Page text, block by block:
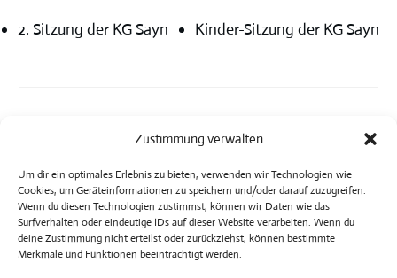
Zustimmung verwalten
Um dir ein optimales Erlebnis zu bieten, verwenden wir Technologien wie
Cookies, um Geräteinformationen zu speichern und/oder darauf zuzugreifen.
Wenn du diesen Technologien zustimmst, können wir Daten wie das
Surfverhalten oder eindeutige IDs auf dieser Website verarbeiten. Wenn du
deine Zustimmung nicht erteilst oder zurückziehst, können bestimmte
Merkmale und Funktionen beeinträchtigt werden.
2. Sitzung der KG Sayn Kinder-Sitzung der KG Sayn